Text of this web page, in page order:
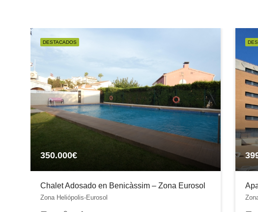
DESTACADOS
350.000€
Chalet Adosado en Benicàssim – Zona Eurosol
Zona Heliópolis-Eurosol